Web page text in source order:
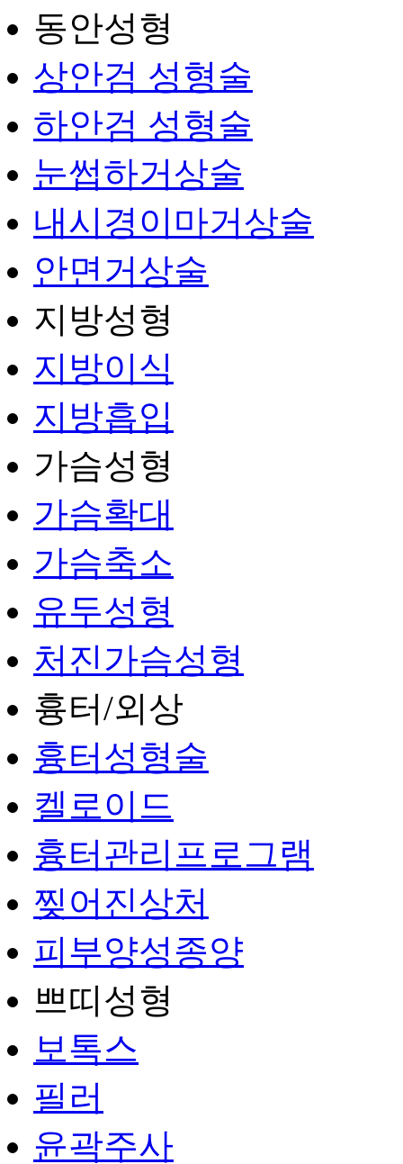
동안성형
상안검 성형술
하안검 성형술
눈썹하거상술
내시경이마거상술
안면거상술
지방성형
지방이식
지방흡입
가슴성형
가슴확대
가슴축소
유두성형
처진가슴성형
흉터/외상
흉터성형술
켈로이드
흉터관리프로그램
찢어진상처
피부양성종양
쁘띠성형
보톡스
필러
윤곽주사